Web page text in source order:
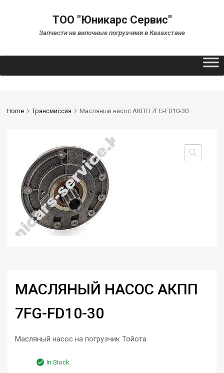
ТОО "Юникарс Сервис"
Запчасти на вилочные погрузчики в Казахстане
Home Трансмиссия Масляный насос АКПП 7FG-FD10-30
МАСЛЯНЫЙ НАСОС АКПП
7FG-FD10-30
Масляный насос на погрузчик Тойота
In Stock